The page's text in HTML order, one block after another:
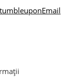
Email